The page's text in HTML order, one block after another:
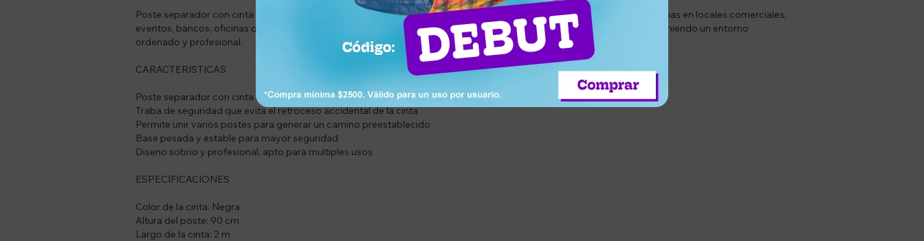
Poste separador con cinta retráctil negra, ideal para organizar filas, delimitar espacios y ordenar la circulación de personas en locales comerciales,
eventos, bancos, oficinas o exposiciones. Su diseño robusto y estable permite crear recorridos claros y seguros, manteniendo un entorno
ordenado y profesional.
CARACTERISTICAS
Poste separador con cinta extensible
Traba de seguridad que evita el retroceso accidental de la cinta
Permite unir varios postes para generar un camino preestablecido
Base pesada y estable para mayor seguridad
Diseno sobrio y profesional, apto para multiples usos
ESPECIFICACIONES
Color de la cinta: Negra
Altura del poste: 90 cm
Largo de la cinta: 2 m